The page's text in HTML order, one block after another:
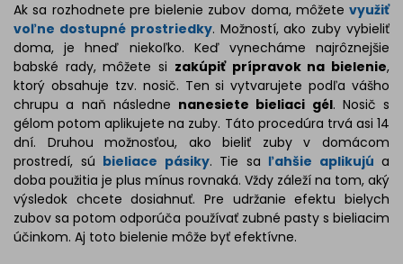
Ak sa rozhodnete pre bielenie zubov doma, môžete využiť
voľne dostupné prostriedky. Možností, ako zuby vybieliť
doma, je hneď niekoľko. Keď vynecháme najrôznejšie
babské rady, môžete si zakúpiť prípravok na bielenie,
ktorý obsahuje tzv. nosič. Ten si vytvarujete podľa vášho
chrupu a naň následne nanesiete bieliaci gél. Nosič s
gélom potom aplikujete na zuby. Táto procedúra trvá asi 14
dní. Druhou možnosťou, ako bieliť zuby v domácom
prostredí, sú bieliace pásiky. Tie sa ľahšie aplikujú a
doba použitia je plus mínus rovnaká. Vždy záleží na tom, aký
výsledok chcete dosiahnuť. Pre udržanie efektu bielych
zubov sa potom odporúča používať zubné pasty s bieliacim
účinkom. Aj toto bielenie môže byť efektívne.